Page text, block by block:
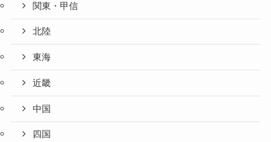
関東・甲信
北陸
東海
近畿
中国
四国